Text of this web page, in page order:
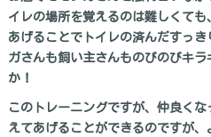
イレの場所を覚えるのは難しくて
あげることでトイレの済んだすっ
ガさんも飼い主さんものびのびキ
か！
このトレーニングですが、仲良く
えてあげることができるのですが